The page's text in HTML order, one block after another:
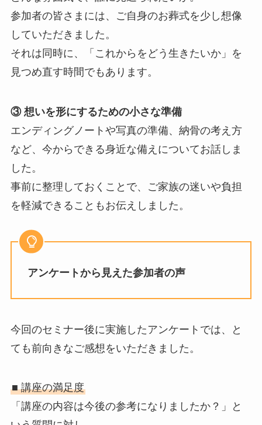
参加者の皆さまには、ご自身のお葬式を少し想像
していただきました。
それは同時に、「これからをどう生きたいか」を
見つめ直す時間でもあります。
③ 想いを形にするための小さな準備
エンディングノートや写真の準備、納骨の考え方
など、今からできる身近な備えについてお話しま
した。
事前に整理しておくことで、ご家族の迷いや負担
を軽減できることもお伝えしました。
アンケートから見えた参加者の声
今回のセミナー後に実施したアンケートでは、と
ても前向きなご感想をいただきました。
■ 講座の満足度
「講座の内容は今後の参考になりましたか？」と